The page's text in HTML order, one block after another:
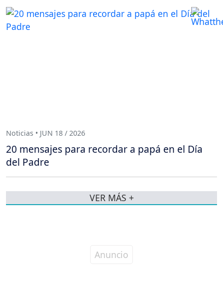
Noticias • JUN 18 / 2026
20 mensajes para recordar a papá en el Día
del Padre
VER MÁS +